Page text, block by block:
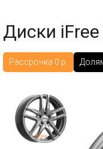
Диски
Рассрочка 0 р.